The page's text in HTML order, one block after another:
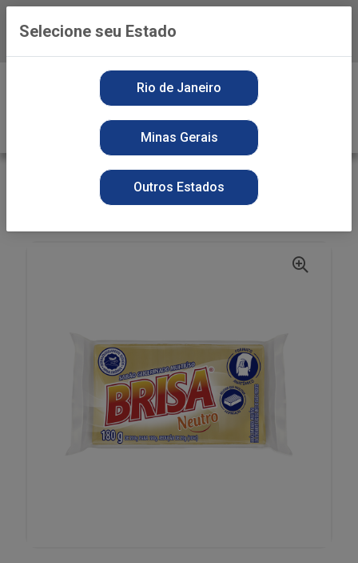
Baixe já o APP da Playvender
SABAO EM BARRA
SECOS
SABAO BARRA BRISA 180G AMARELO NEUTRO
Selecione seu Estado
Rio de Janeiro
Minas Gerais
Outros Estados